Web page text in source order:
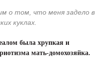
о том, что меня задело в
куклах.
была хрупкая и
мать-домохозяйка.